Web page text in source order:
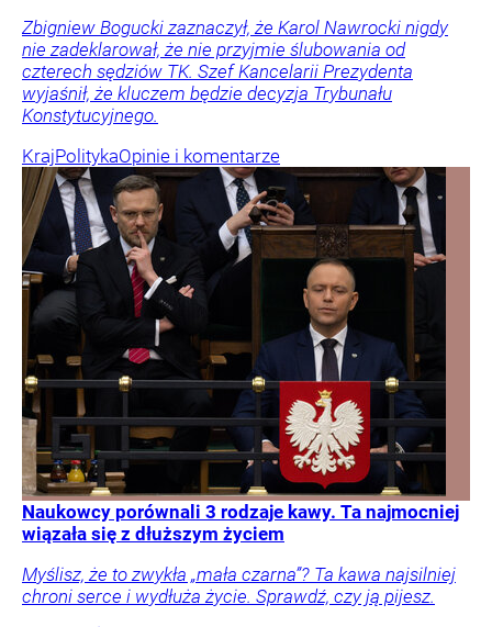
Zbigniew Bogucki zaznaczył, że Karol Nawrocki nigdy
nie zadeklarował, że nie przyjmie ślubowania od
czterech sędziów TK. Szef Kancelarii Prezydenta
wyjaśnił, że kluczem będzie decyzja Trybunału
Konstytucyjnego.
KrajPolitykaOpinie i komentarze
Naukowcy porównali 3 rodzaje kawy. Ta najmocniej
wiązała się z dłuższym życiem
Myślisz, że to zwykła „mała czarna”? Ta kawa najsilniej
chroni serce i wydłuża życie. Sprawdź, czy ją pijesz.